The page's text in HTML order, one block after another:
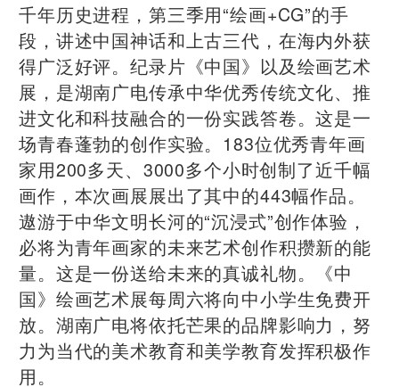
千年历史进程，第三季用“绘画+CG”的手
段，讲述中国神话和上古三代，在海内外获
得广泛好评。纪录片《中国》以及绘画艺术
展，是湖南广电传承中华优秀传统文化、推
进文化和科技融合的一份实践答卷。这是一
场青春蓬勃的创作实验。183位优秀青年画
家用200多天、3000多个小时创制了近千幅
画作，本次画展展出了其中的443幅作品。
遨游于中华文明长河的“沉浸式”创作体验，
必将为青年画家的未来艺术创作积攒新的能
量。这是一份送给未来的真诚礼物。《中
国》绘画艺术展每周六将向中小学生免费开
放。湖南广电将依托芒果的品牌影响力，努
力为当代的美术教育和美学教育发挥积极作
用。